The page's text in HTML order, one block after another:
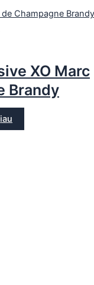
XO Marc
Brandy